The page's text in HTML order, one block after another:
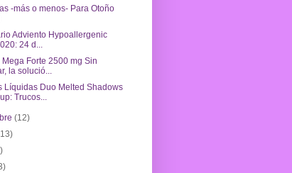
-más o menos- Para Otoño
Adviento Hypoallergenic
24 d...
Forte 2500 mg Sin
la solució...
Líquidas Duo Melted Shadows
Trucos...
(12)